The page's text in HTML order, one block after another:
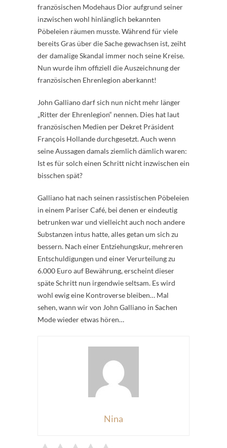
französischen Modehaus Dior aufgrund seiner
inzwischen wohl hinlänglich bekannten
Pöbeleien räumen musste. Während für viele
bereits Gras über die Sache gewachsen ist, zeiht
der damalige Skandal immer noch seine Kreise.
Nun wurde ihm offiziell die Auszeichnung der
französischen Ehrenlegion aberkannt!
John Galliano darf sich nun nicht mehr länger
„Ritter der Ehrenlegion“ nennen. Dies hat laut
französischen Medien per Dekret Präsident
François Hollande durchgesetzt. Auch wenn
seine Aussagen damals ziemlich dämlich waren:
Ist es für solch einen Schritt nicht inzwischen ein
bisschen spät?
Galliano hat nach seinen rassistischen Pöbeleien
in einem Pariser Café, bei denen er eindeutig
betrunken war und vielleicht auch noch andere
Substanzen intus hatte, alles getan um sich zu
bessern. Nach einer Entziehungskur, mehreren
Entschuldigungen und einer Verurteilung zu
6.000 Euro auf Bewährung, erscheint dieser
späte Schritt nun irgendwie seltsam. Es wird
wohl ewig eine Kontroverse bleiben… Mal
sehen, wann wir von John Galliano in Sachen
Mode wieder etwas hören…
Nina